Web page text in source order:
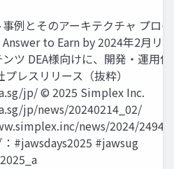
例とそのアーキテクチャ プロ
to Earn by 2024年2月リ
ツ DEA様向けに、開発・運用
レスリリース（抜粋）
jp/ © 2025 Simplex Inc.
jp/news/20240214_02/
news/2024/2494/
：#jawsdays2025 #jawsug